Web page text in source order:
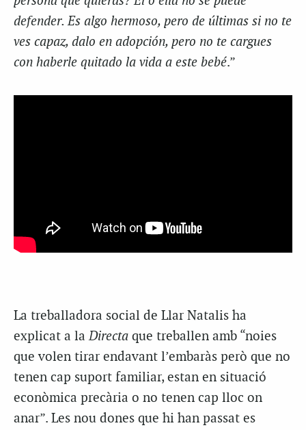
defender. Es algo hermoso, pero de últimas si no te
ves capaz, dalo en adopción, pero no te cargues
con haberle quitado la vida a este bebé.”
La treballadora social de Llar Natalis ha
explicat a laDirecta que treballen amb “noies
que volen tirar endavant l’embaràs però que no
tenen cap suport familiar, estan en situació
econòmica precària o no tenen cap lloc on
anar”. Les nou dones que hi han passat es